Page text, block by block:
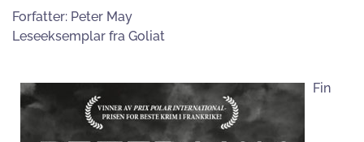
Forfatter: Peter May
Leseeksemplar fra Goliat
Fin